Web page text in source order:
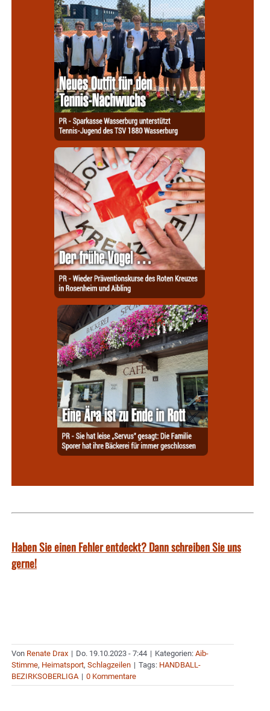
Haben Sie einen Fehler entdeckt? Dann schreiben Sie uns
gerne!
Von Renate Drax | Do. 19.10.2023 - 7:44 | Kategorien: Aib-
Stimme, Heimatsport, Schlagzeilen | Tags: HANDBALL-
BEZIRKSOBERLIGA | 0 Kommentare